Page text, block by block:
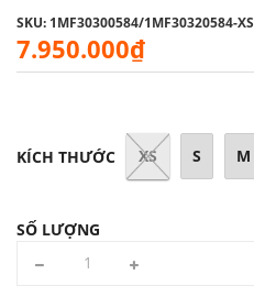
SKU: 1MF30300584/1MF30320584-XS
7.950.000₫
KÍCH THƯỚC XS S M
SỐ LƯỢNG